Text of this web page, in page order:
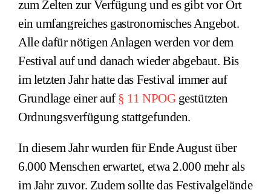
zum Zelten zur Verfügung und es gibt vor Ort
ein umfangreiches gastronomisches Angebot.
Alle dafür nötigen Anlagen werden vor dem
Festival auf und danach wieder abgebaut. Bis
im letzten Jahr hatte das Festival immer auf
Grundlage einer auf § 11 NPOGgestützten
Ordnungsverfügung stattgefunden.
In diesem Jahr wurden für Ende August über
6.000 Menschen erwartet, etwa 2.000 mehr als
im Jahr zuvor. Zudem sollte das Festivalgelände